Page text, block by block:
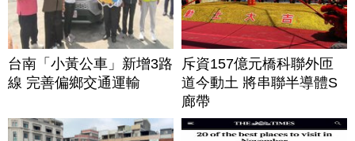
台南「小黃公車」新增3路
線 完善偏鄉交通運輸
斥資157億元橋科聯外匝
道今動土 將串聯半導體S
廊帶